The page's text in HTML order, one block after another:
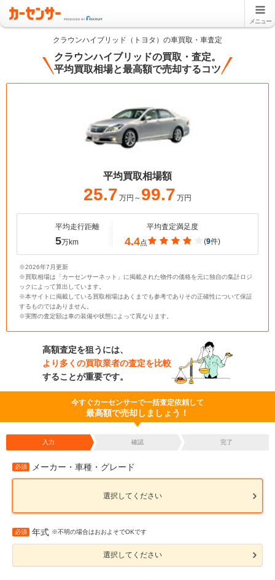
メニュー
クラウンハイブリッド（トヨタ）の車買取・車査定
クラウンハイブリッドの買取・査定。
平均買取相場と最高額で売却するコツ
平均買取相場額
25.7 万円～ 99.7 万円
平均走行距離
5万km
平均査定満足度
4.4点 (9件)
※2026年7月更新
※買取相場は「カーセンサーネット」に掲載された物件の価格を元に独自の集計ロジ
ックによって算出しています。
※本サイトに掲載している買取相場はあくまでも参考でありその正確性について保証
するものではありません。
※実際の査定額は車の装備や状態によって異なります。
高額査定を狙うには、
より多くの買取業者の査定を比較
することが重要です。
今すぐカーセンサーで一括査定依頼して
最高額で売却しましょう！
入力 確認 完了
必須 メーカー・車種・グレード
選択してください
必須 年式 ※不明の場合はおおよそでOKです
選択してください